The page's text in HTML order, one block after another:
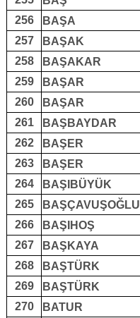
256
BAŞA
257
BAŞAK
258
BAŞAKAR
259
BAŞAR
260
BAŞAR
261
BAŞBAYDAR
262
BAŞER
263
BAŞER
264
BAŞIBÜYÜK
265
BAŞÇAVUŞOĞLU
266
BAŞIHOŞ
267
BAŞKAYA
268
BAŞTÜRK
269
BAŞTÜRK
270
BATUR